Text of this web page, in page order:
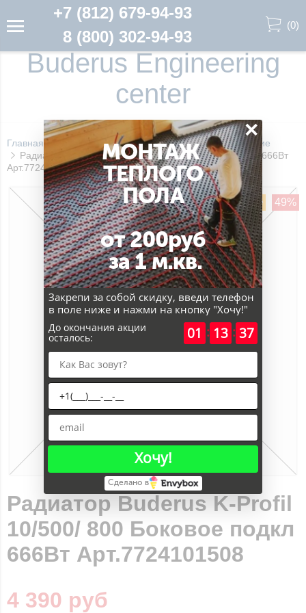
+7 (812) 679-94-93
8 (800) 302-94-93
(0)
Buderus Engineering
center
Главная Радиаторы
K-Profil - Боковое подключение
Радиатор Buderus K-Profil 10/500/ 800 Боковое подкл 666Вт
Арт.7724101508
наличие уточняйте 49%
Радиатор Buderus K-Profil
10/500/ 800 Боковое подкл
666Вт Арт.7724101508
4 390 руб
МОНТАЖ
ТЕПЛОГО
ПОЛА
от 200руб
за 1 м.кв.
×
Закрепи за собой скидку, введи телефон
в поле ниже и нажми на кнопку "Хочу!"
До окончания акции
осталось: 01 : 13 : 37
Хочу!
Сделано в